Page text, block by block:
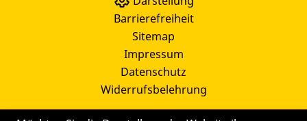
Barrierefreiheit
Sitemap
Impressum
Datenschutz
Widerrufsbelehrung